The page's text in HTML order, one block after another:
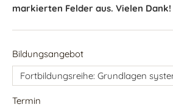
markierten Felder aus. Vielen Dank!
Bildungsangebot
Termin